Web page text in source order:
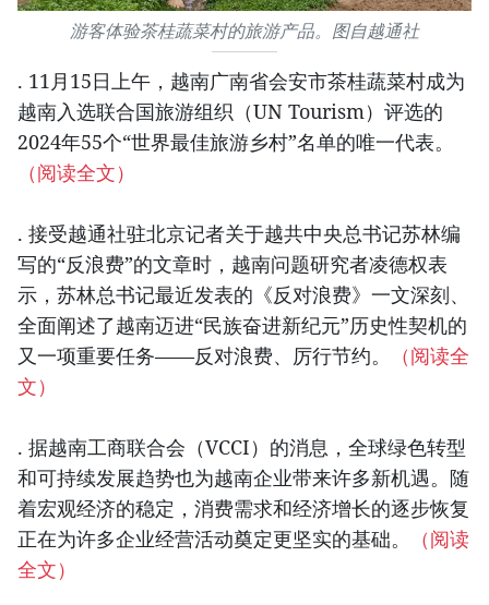
游客体验茶桂蔬菜村的旅游产品。图自越通社
. 11月15日上午，越南广南省会安市茶桂蔬菜村成为
越南入选联合国旅游组织（UN Tourism）评选的
2024年55个“世界最佳旅游乡村”名单的唯一代表。
（阅读全文）
. 接受越通社驻北京记者关于越共中央总书记苏林编
写的“反浪费”的文章时，越南问题研究者凌德权表
示，苏林总书记最近发表的《反对浪费》一文深刻、
全面阐述了越南迈进“民族奋进新纪元”历史性契机的
又一项重要任务——反对浪费、厉行节约。
（阅读全
文）
. 据越南工商联合会（VCCI）的消息，全球绿色转型
和可持续发展趋势也为越南企业带来许多新机遇。随
着宏观经济的稳定，消费需求和经济增长的逐步恢复
正在为许多企业经营活动奠定更坚实的基础。
（阅读
全文）